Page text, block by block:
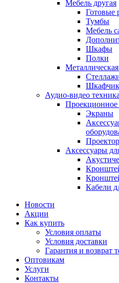
Мебель другая
Готовые
Тумбы
Мебель
Шкафы
Полки
Аудио-видео техника
Проекционное
Экраны
Аксессуары
Кабели
Новости
Акции
Как купить
Условия оплаты
Условия доставки
Гарантия и возврат
Оптовикам
Услуги
Контакты